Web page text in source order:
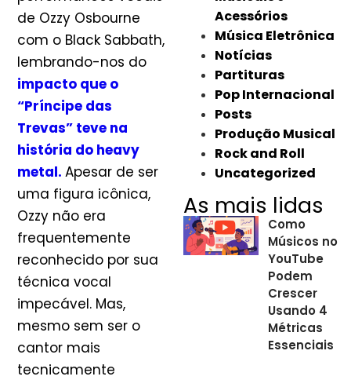
de Ozzy Osbourne
com o Black Sabbath,
lembrando-nos do
impacto que o
“Príncipe das
Trevas” teve na
história do heavy
metal. Apesar de ser
uma figura icônica,
Ozzy não era
frequentemente
reconhecido por sua
técnica vocal
impecável. Mas,
mesmo sem ser o
cantor mais
tecnicamente
Acessórios
Música Eletrônica
Notícias
Partituras
Pop Internacional
Posts
Produção Musical
Rock and Roll
Uncategorized
As mais lidas
Como
Músicos no
YouTube
Podem
Crescer
Usando 4
Métricas
Essenciais